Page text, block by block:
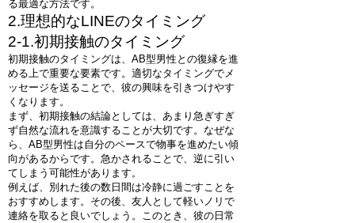
る最適な方法です。
2.理想的なLINEのタイミング
2-1.初期接触のタイミング
初期接触のタイミングは、AB型男性との復縁を進
める上で重要な要素です。適切なタイミングでメ
ッセージを送ることで、彼の興味を引きつけやす
くなります。
まず、初期接触の結論としては、あまり急ぎすぎ
ず自然な流れを意識することが大切です。なぜな
ら、AB型男性は自分のペースで物事を進めたい傾
向があるからです。急かされることで、逆に引い
てしまう可能性があります。
例えば、別れた後の数日間は冷静に過ごすことを
おすすめします。その後、友人として軽いノリで
連絡を取ると良いでしょう。このとき、彼の日常